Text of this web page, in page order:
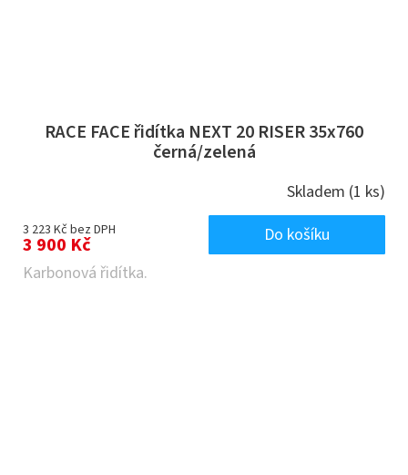
RACE FACE řidítka NEXT 20 RISER 35x760
černá/zelená
Skladem (1 ks)
3 223 Kč bez DPH
3 900 Kč
Do košíku
Karbonová řidítka.